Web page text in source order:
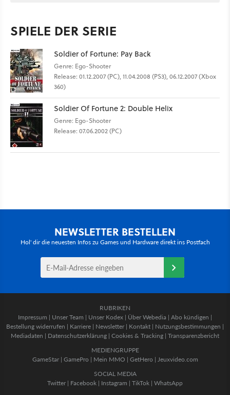
SPIELE DER SERIE
Soldier of Fortune: Pay Back
Genre: Ego-Shooter
Release: 01.12.2007 (PC), 11.04.2008 (PS3), 06.12.2007 (Xbox
360)
Soldier Of Fortune 2: Double Helix
Genre: Ego-Shooter
Release: 07.06.2002 (PC)
NEWSLETTER BESTELLEN
Hol' dir die neuesten Infos zu Games und Hardware direkt ins Postfach
RUBRIKEN
Impressum | Unser Team | Unser Kodex | Über Webedia | Abo kündigen |
Bestellung widerrufen | Karriere | Newsletter | Kontakt | Nutzungsbestimmungen |
Mediadaten | Datenschutzerklärung | Cookies & Tracking | Transparenzbericht
MEDIENGRUPPE
GameStar| GamePro | Mein MMO | GetHero | Jeuxvideo.com
SOCIAL MEDIA
Twitter | Facebook | Instagram | TikTok | WhatsApp